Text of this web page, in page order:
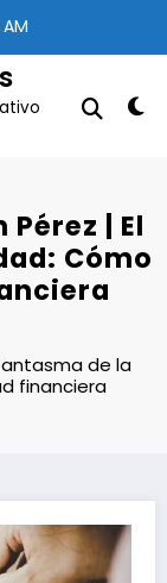
| El
Cómo
de la
financiera